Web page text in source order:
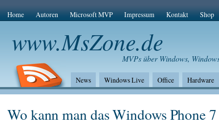
Home Autoren Microsoft MVP Impressum Kontakt Shop
www.MsZone.de
MVPs über Windows,
News Windows Live Office Hardware
Wo kann man das Windows Phone